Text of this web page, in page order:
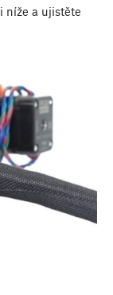
níže a ujistěte